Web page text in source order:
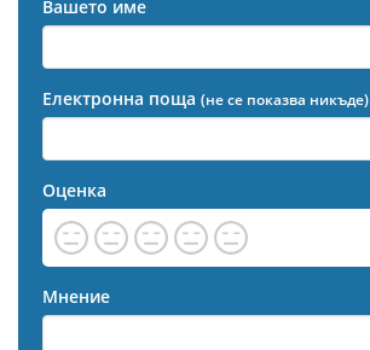
Вашето име
Електронна поща (не се показва никъде)
Оценка
Мнение